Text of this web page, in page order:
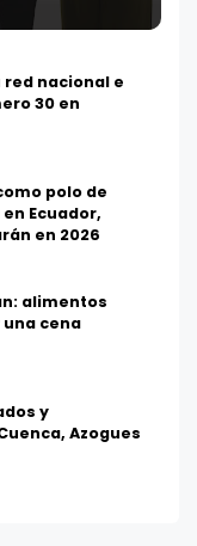
red nacional e
30 en
polo de
Ecuador,
en 2026
alimentos
cena
y
Azogues